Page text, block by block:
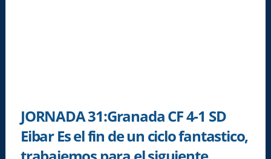
JORNADA 31:Granada CF 4-1 SD
Eibar Es el fin de un ciclo fantastico,